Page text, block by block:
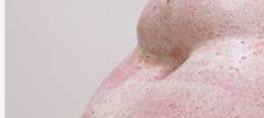
Actions
Documentation
Visites d'ateliers